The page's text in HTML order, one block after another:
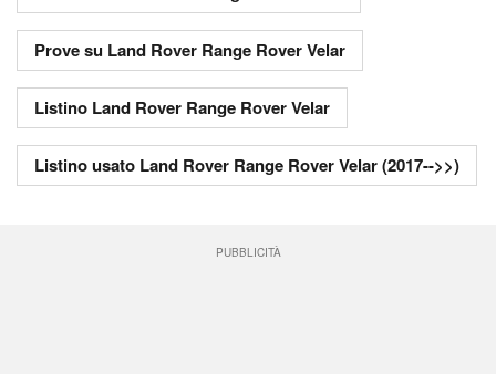
Prove su Land Rover Range Rover Velar
Listino Land Rover Range Rover Velar
Listino usato Land Rover Range Rover Velar (2017-->>)
PUBBLICITÀ